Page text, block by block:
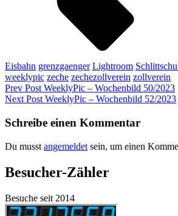
Eisbahn grenzgaenger Lightroom
weeklypic zeche zechezollverein zollverein
Beitragsnavigation
Previous
Post
Prev Post WeeklyPic – Wochenbild 50/2023
Next
Next Post WeeklyPic – Wochenbild 52/2023
Schreibe einen Kommentar
Du musst angemeldet sein, um einen
Besucher-Zähler
Besuche seit 2014